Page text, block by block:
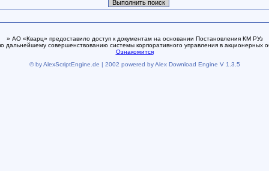
» АО «Кварц» предоставило доступ к документам на основании Постановления КМ РУз
дальнейшему совершенствованию системы корпоративного управления в акционерных
Ознакомится
© by AlexScriptEngine.de | 2002 powered by Alex Download Engine V 1.3.5